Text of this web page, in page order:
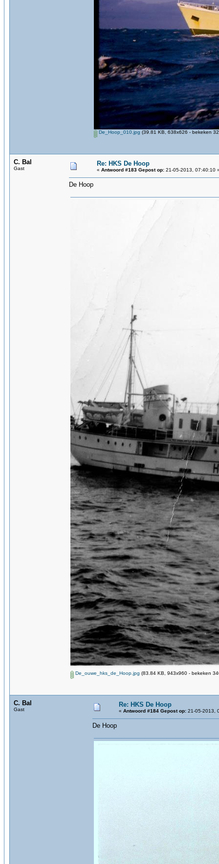
De_Hoop_010.jpg (39.81 KB, 638x626 - bekeken
C. Bal
Gast
Re: HKS De Hoop
« Antwoord #183 Gepost op: 21-05-2013, 07:40:10
De Hoop
De_ouwe_hks_de_Hoop.jpg (83.84 KB, 943x960 - bekeken
C. Bal
Gast
Re: HKS De Hoop
« Antwoord #184 Gepost op: 21-05-2013,
De Hoop